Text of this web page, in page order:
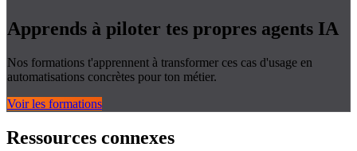
Apprends à piloter tes propres agents IA
Nos formations t'apprennent à transformer ces cas d'usage en
automatisations concrètes pour ton métier.
Voir les formations
Ressources connexes